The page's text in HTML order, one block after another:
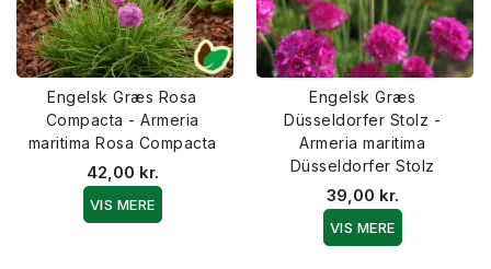
Engelsk Græs Rosa
Compacta - Armeria
maritima Rosa Compacta
42,00 kr.
VIS MERE
Engelsk Græs
Düsseldorfer Stolz -
Armeria maritima
Düsseldorfer Stolz
39,00 kr.
VIS MERE